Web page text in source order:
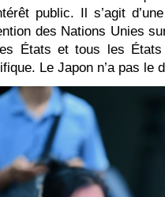
public. Il s’agit
des Nations Unies
États et tous les
Le Japon n’a pas le